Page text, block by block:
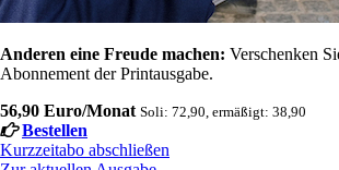
Anderen eine Freude machen: Verschenken
Abonnement der Printausgabe.
56,90 Euro/Monat Soli: 72,90, ermäßigt: 38,90
Bestellen
Kurzzeitabo abschließen